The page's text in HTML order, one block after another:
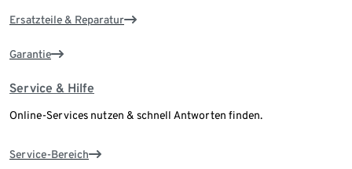
Ersatzteile & Reparatur
Garantie
Service & Hilfe
Online-Services nutzen & schnell Antworten finden.
Service-Bereich